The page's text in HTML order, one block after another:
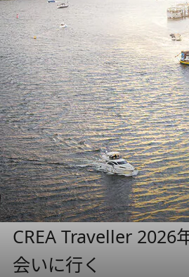
CREA Traveller
会いに行く